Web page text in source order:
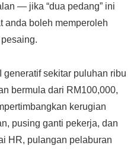
— jika “dua pedang” ini
anda boleh memperoleh
generatif sekitar puluhan ribu
bermula dari RM100,000,
kerugian
pusing ganti pekerja, dan
HR, pulangan pelaburan